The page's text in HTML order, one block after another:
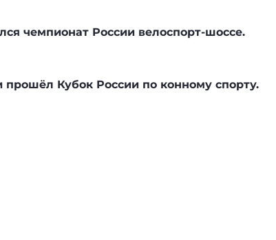
чемпионат России велоспорт-шоссе.
Кубок России по конному спорту.